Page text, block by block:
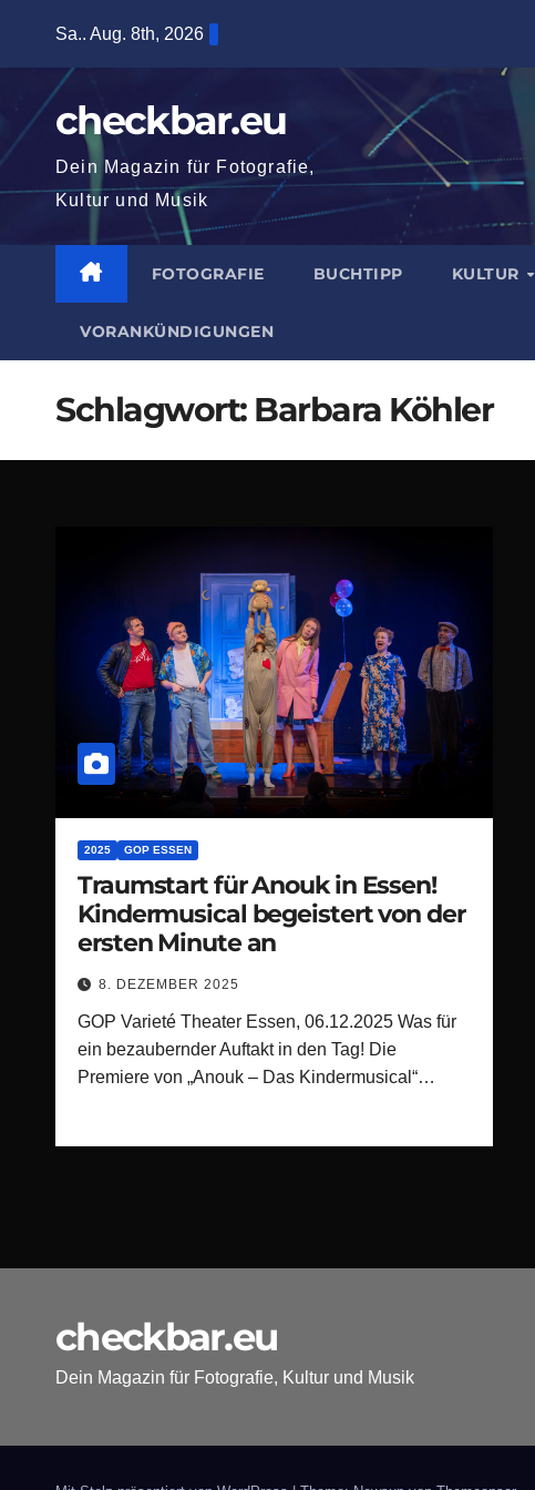
springen
Sa.. Aug. 8th, 2026
checkbar.eu
Dein Magazin für Fotografie,
Kultur und Musik
FOTOGRAFIE BUCHTIPP KULTUR
VORANKÜNDIGUNGEN
Schlagwort: Barbara Köhler
2025 GOP ESSEN
Traumstart für Anouk in Essen!
Kindermusical begeistert von der
ersten Minute an
8. DEZEMBER 2025
GOP Varieté Theater Essen, 06.12.2025 Was für
ein bezaubernder Auftakt in den Tag! Die
Premiere von „Anouk – Das Kindermusical“…
checkbar.eu
Dein Magazin für Fotografie, Kultur und Musik